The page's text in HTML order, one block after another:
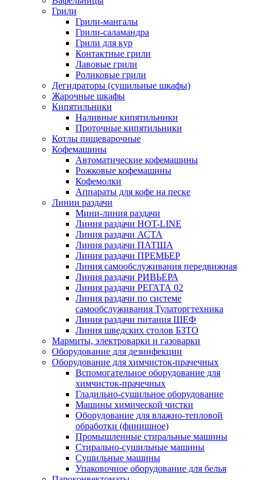
Грили
Грили-мангалы
Грили-саламандра
Грили для кур
Контактные грили
Лавовые грили
Роликовые грили
Дегидраторы (сушильные шкафы)
Жарочные шкафы
Кипятильники
Наливные кипятильники
Проточные кипятильники
Котлы пищеварочные
Кофемашины
Автоматические кофемашины
Рожковые кофемашины
Кофемолки
Аппараты для кофе на песке
Линии раздачи
Мини-линия раздачи
Линия раздачи HOT-LINE
Линия раздачи АСТА
Линия раздачи ПАТША
Линия раздачи ПРЕМЬЕР
Линия самообслуживания передвижная
Линия раздачи РИВЬЕРА
Линия раздачи РЕГАТА 02
Линия раздачи по системе
самообслуживания Тулаторгтехника
Линия раздачи питания ШЕФ
Линия шведских столов БЗТО
Мармиты, электроварки и газоварки
Оборудование для дезинфекции
Оборудование для химчисток-прачечных
Вспомогательное оборудование для
химчисток-прачечных
Гладильно-сушильное оборудование
Машины химической чистки
Оборудование для влажно-тепловой
обработки (финишное)
Промышленные стиральные машины
Стирально-сушильные машины
Сушильные машины
Упаковочное оборудование для белья